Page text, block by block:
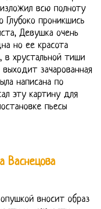
всю полноту
Глубоко проникшись
Девушка очень
но ее красота
в хрустальной тиши
зачарованная
написана по
эту картину для
пьесы
Васнецова
вносит образ